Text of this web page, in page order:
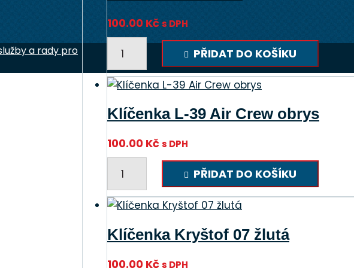
100.00 Kčs DPH
Klíčenka
39
RBF
množství
PŘIDAT DO KOŠÍKU
Klíčenka L-39 Air Crew obrys
100.00 Kčs DPH
39
Air
Crew
obrys
množství
PŘIDAT DO KOŠÍKU
Klíčenka Kryštof 07 žlutá
100.00 Kčs DPH
a rady pro